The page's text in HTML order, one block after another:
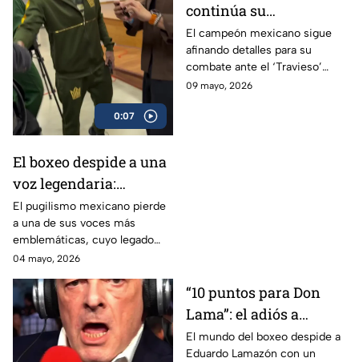
0:07
continúa su
preparación para
enfrentar al ‘Travieso’
Arce
El campeón mexicano sigue
afinando detalles para su
combate ante el ‘Travieso’
Arce
09 mayo, 2026
El boxeo despide a una
voz legendaria:
Eduardo Lamazón
El pugilismo mexicano pierde
a una de sus voces más
emblemáticas, cuyo legado
marcó a generaciones.
04 mayo, 2026
“10 puntos para Don
Lama”: el adiós a
Eduardo Lamazón
El mundo del boxeo despide a
Eduardo Lamazón con un